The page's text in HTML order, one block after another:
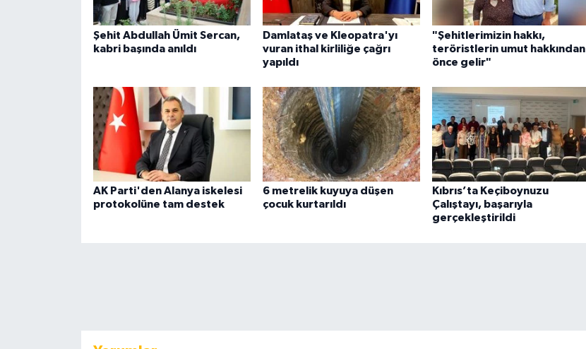
Şehit Abdullah Ümit Sercan,
kabri başında anıldı
Damlataş ve Kleopatra'yı
vuran ithal kirliliğe çağrı
yapıldı
"Şehitlerimizin hakkı,
teröristlerin umut hakkından
önce gelir"
AK Parti'den Alanya iskelesi
protokolüne tam destek
6 metrelik kuyuya düşen
çocuk kurtarıldı
Kıbrıs’ta Keçiboynuzu
Çalıştayı, başarıyla
gerçekleştirildi